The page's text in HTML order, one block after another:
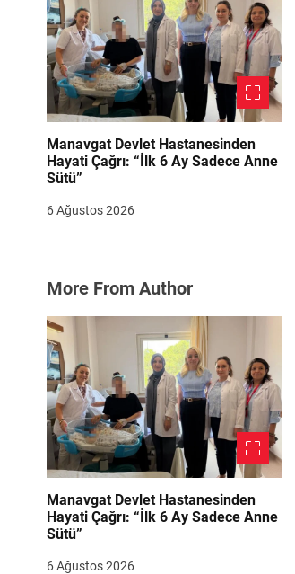
i
Manavgat Devlet Hastanesinden
Hayati Çağrı: “İlk 6 Ay Sadece Anne
Sütü”
6 Ağustos 2026
More From Author
Manavgat Devlet Hastanesinden
Hayati Çağrı: “İlk 6 Ay Sadece Anne
Sütü”
6 Ağustos 2026